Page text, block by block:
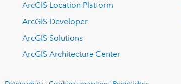
ArcGIS Location Platform
ArcGIS Developer
ArcGIS Solutions
ArcGIS Architecture Center